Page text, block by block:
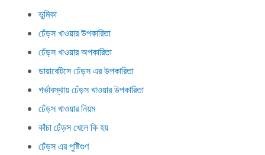
ভূমিকা
ঢেঁড়স খাওয়ার উপকারিতা
ঢেঁড়স খাওয়ার অপকারিতা
ডায়াবেটিসে ঢেঁড়স এর উপকারিতা
গর্ভাবস্থায় ঢেঁড়স খাওয়ার উপকারিতা
ঢেঁড়স খাওয়ার নিয়ম
কাঁচা ঢেঁড়স খেলে কি হয়
ঢেঁড়স এর পুষ্টিগুণ